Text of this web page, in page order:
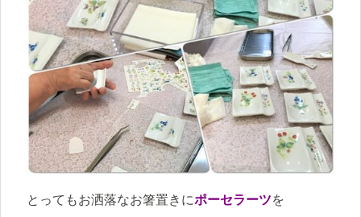
とってもお洒落なお箸置きにポーセラーツを